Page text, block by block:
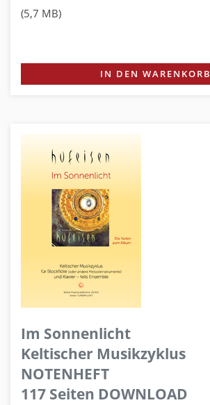
(5,7 MB)
IN DEN WARENKORB
Im Sonnenlicht
Keltischer Musikzyklus
NOTENHEFT
117 Seiten DOWNLOAD